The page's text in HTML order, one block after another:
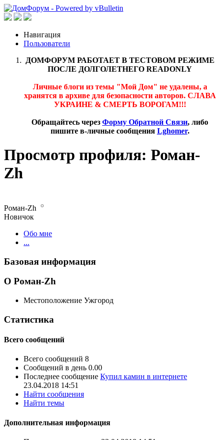
Навигация
Пользователи
ДОМФОРУМ РАБОТАЕТ В ТЕСТОВОМ РЕЖИМЕ
ПОСЛЕ ДОЛГОЛЕТНЕГО READONLY
Личные блоги из темы "Мой Дом" не удалены, а
хранятся в архиве для безопасности авторов. СЛАВА
УКРАИНЕ & СМЕРТЬ ВОРОГАМ!!!
Обращайтесь через Форму Обратной Связи, либо
пишите в-личные сообщения Lghomer.
Просмотр профиля: Роман-
Zh
Роман-Zh
Новичок
Обо мне
...
Базовая информация
О Роман-Zh
Местоположение Ужгород
Статистика
Всего сообщений
Всего сообщений 8
Сообщений в день 0.00
Последнее сообщение Купил камин в интернете
23.04.2018 14:51
Найти сообщения
Найти темы
Дополнительная информация